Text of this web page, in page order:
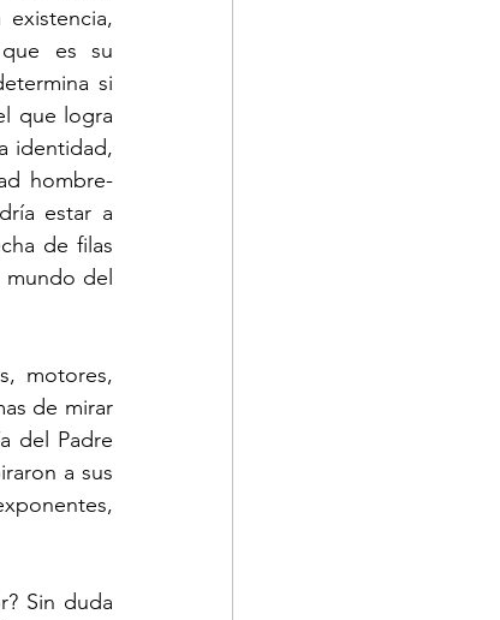
es su
si
que logra
identidad,
hombre-
estar a
de filas
del
motores,
de mirar
del Padre
a sus
Sin duda